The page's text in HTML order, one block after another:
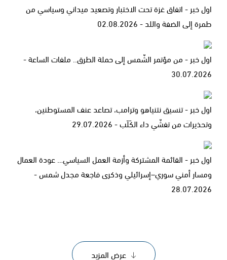
اول خبر - اتفاق غزة تحت الاختبار وتصعيد ميداني وسياسي من
طمرة إلى الضفة واللد - 02.08.2026
اول خبر - من مؤتمر الشّمس إلى حملة الطرق.. ملفات الساعة -
30.07.2026
اول خبر - تنسيق نتنياهو وترامب، تصاعد عنف المستوطنين،
وتحذيرات من تفشّي داء الكَلَب - 29.07.2026
اول خبر - القائمة المشتركة وأزمة العمل السياسي… عودة العمال
ومسار أمني سوري–إسرائيلي وذكرى فاجعة مجدل شمس -
28.07.2026
عرض المزيد